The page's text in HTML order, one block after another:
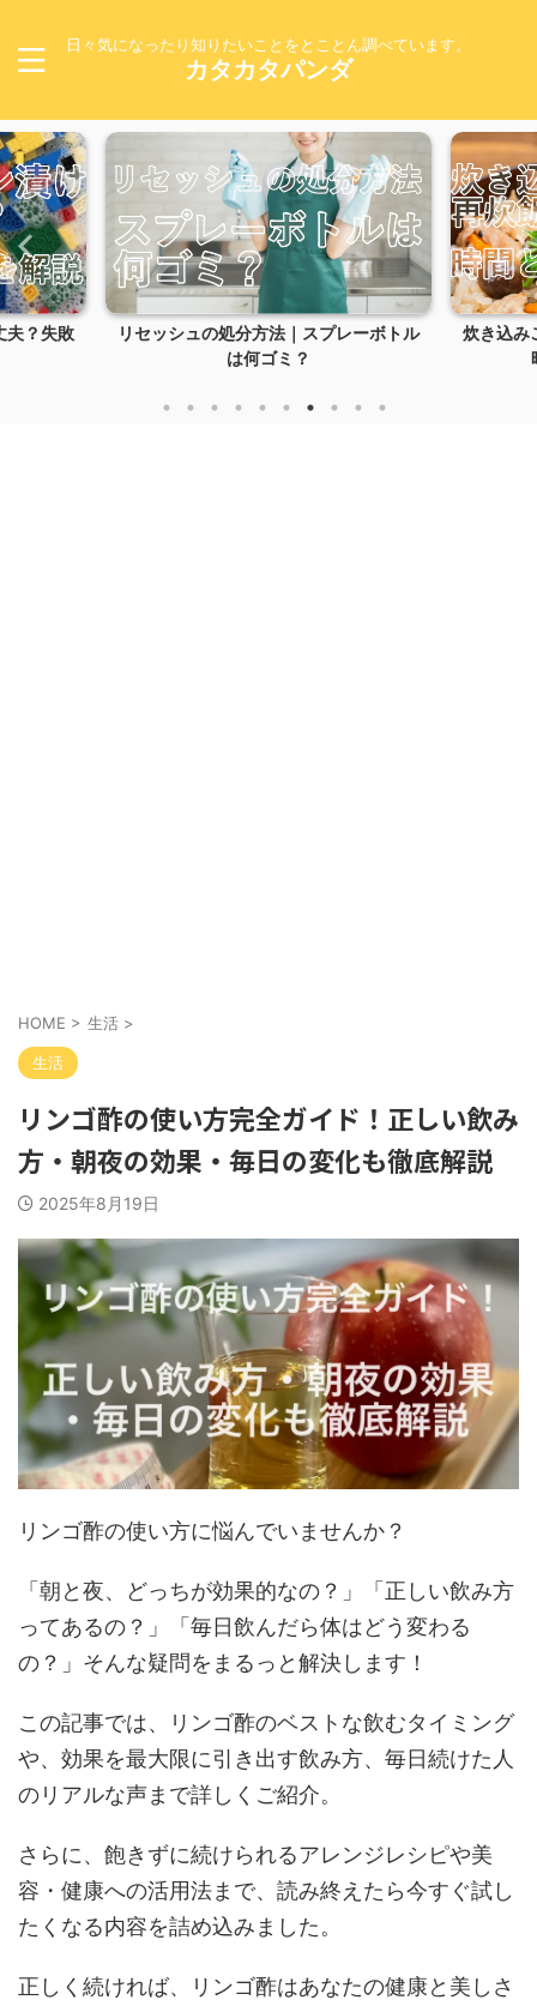
日々気になったり知りたいことをとことん調べています。
カタカタパンダ
夫？失敗
リセッシュの処分方法｜スプレーボトル
は何ゴミ？
炊き込み
HOME > 生活 >
生活
リンゴ酢の使い方完全ガイド！正しい飲み
方・朝夜の効果・毎日の変化も徹底解説
2025年8月19日
リンゴ酢の使い方に悩んでいませんか？
「朝と夜、どっちが効果的なの？」「正しい飲み方
ってあるの？」「毎日飲んだら体はどう変わる
の？」そんな疑問をまるっと解決します！
この記事では、リンゴ酢のベストな飲むタイミング
や、効果を最大限に引き出す飲み方、毎日続けた人
のリアルな声まで詳しくご紹介。
さらに、飽きずに続けられるアレンジレシピや美
容・健康への活用法まで、読み終えたら今すぐ試し
たくなる内容を詰め込みました。
正しく続ければ、リンゴ酢はあなたの健康と美しさ